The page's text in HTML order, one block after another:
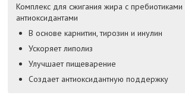
Комплекс для сжигания жира с пребиотиками
антиоксидантами
В основе карнитин, тирозин и инулин
Ускоряет липолиз
Улучшает пищеварение
Создает антиоксидантную поддержку